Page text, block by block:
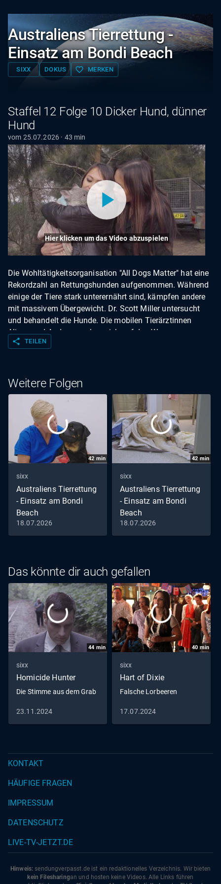
Australiens Tierrettung -
Einsatz am Bondi Beach
SIXX DOKUS favorite_border MERKEN
Staffel 12 Folge 10 Dicker Hund, dünner
Hund
vom 25.07.2026 · 43 min
Hier klicken um das Video abzuspielen
Die Wohltätigkeitsorganisation "All Dogs Matter" hat eine
Rekordzahl an Rettungshunden aufgenommen. Während
einige der Tiere stark unterernährt sind, kämpfen andere
mit massivem Übergewicht. Dr. Scott Miller untersucht
und behandelt die Hunde. Die mobilen Tierärztinnen
Alison und Audrey machen sich auf den Weg zum
Possumwood Wildlife Sanctuary, um die Wunde an
share TEILEN
Weitere Folgen
42 min
sixx
Australiens Tierrettung
- Einsatz am Bondi
Beach
Staffel 12 Folge 9 Im
Löwenkäfig
18.07.2026
42 min
sixx
Australiens Tierrettung
- Einsatz am Bondi
Beach
Staffel 12 Folge 8 Die
Riesengeschwulst
18.07.2026
Das könnte dir auch gefallen
44 min
sixx
Homicide Hunter
Die Stimme aus dem Grab
23.11.2024
40min
sixx
Hart of Dixie
Falsche Lorbeeren
17.07.2024
KONTAKT
HÄUFIGE FRAGEN
IMPRESSUM
DATENSCHUTZ
LIVE-TV-JETZT.DE
Hinweis: sendungverpasst.de ist ein redaktionelles Verzeichnis. Wir bieten
kein Filesharingan und hosten keine Videos. Alle Links führen